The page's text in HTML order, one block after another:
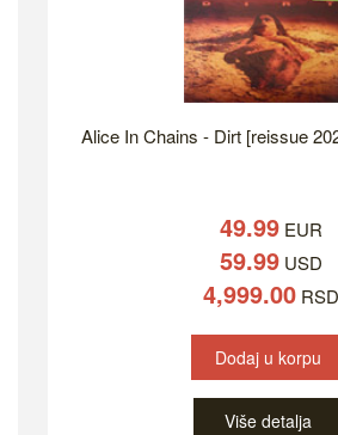
Alice In Chains - Dirt [reissue
49.99EUR
59.99USD
4,999.00RSD
Dodaj u korpu
Više detalja